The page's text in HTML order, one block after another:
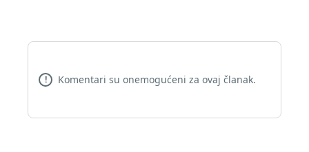
! Komentari su onemogućeni za ovaj članak.